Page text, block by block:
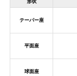
形状
テーパー座
平面座
球面座